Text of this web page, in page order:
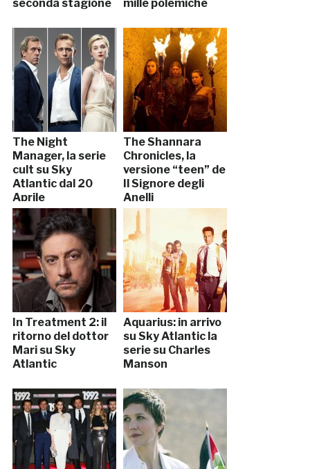
seconda stagione
mille polemiche
The Night
Manager, la serie
cult su Sky
Atlantic dal 20
Aprile
The Shannara
Chronicles, la
versione “teen” de
Il Signore degli
Anelli
In Treatment 2: il
ritorno del dottor
Mari su Sky
Atlantic
Aquarius: in arrivo
su Sky Atlantic la
serie su Charles
Manson